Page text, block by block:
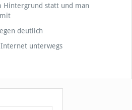
statt und man
deutlich
unterwegs